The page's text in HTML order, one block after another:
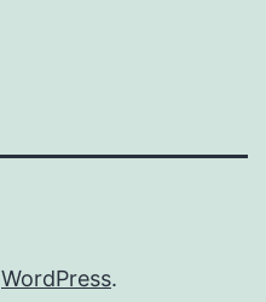
WordPress.